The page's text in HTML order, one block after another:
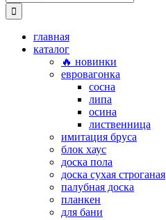
главная
каталог
🔥 новинки
евровагонка
сосна
липа
осина
лиственница
имитация бруса
блок хаус
доска пола
доска сухая строганая
палубная доска
планкен
для бани